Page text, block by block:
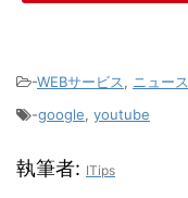
-WEBサービス, ニュース
-google, youtube
執筆者: ITips